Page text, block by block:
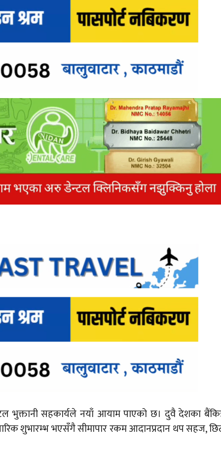
भुक्तानी सहकार्यले नयाँ आयाम पाएको छ। दुवै देशका
शुभारम्भ भएसँगै सीमापार रकम आदानप्रदान थप सहज,